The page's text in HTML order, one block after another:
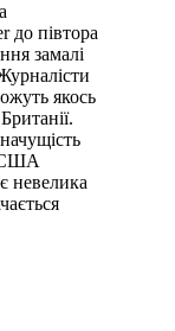
до півтора
замалі
якось
США
невелика